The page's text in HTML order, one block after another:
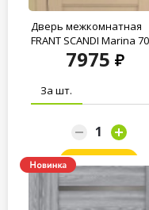
Дверь межкомнатная
FRANT SCANDI Marina
7975
За шт.
Заказать